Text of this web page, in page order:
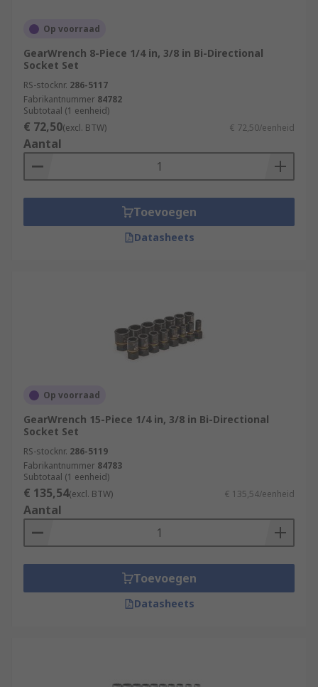
Op voorraad
GearWrench 8-Piece 1/4 in, 3/8 in Bi-Directional
Socket Set
RS-stocknr. 286-5117
Fabrikantnummer 84782
Subtotaal (1 eenheid)
€ 72,50(excl. BTW) € 72,50/eenheid
Aantal
Toevoegen
Datasheets
Op voorraad
GearWrench 15-Piece 1/4 in, 3/8 in Bi-Directional
Socket Set
RS-stocknr. 286-5119
Fabrikantnummer 84783
Subtotaal (1 eenheid)
€ 135,54(excl. BTW) € 135,54/eenheid
Aantal
Toevoegen
Datasheets